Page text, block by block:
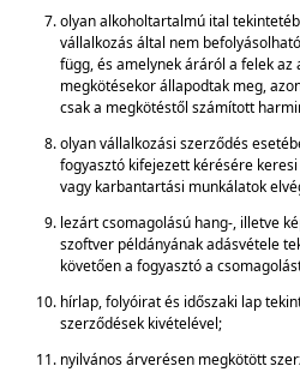
olyan alkoholtartalmú ital
vállalkozás által nem
függ, és amelynek áráról a felek az
megkötésekor állapodtak meg,
csak a megkötéstől számított
olyan vállalkozási szerződés
fogyasztó kifejezett kérésére
vagy karbantartási munkálatok
lezárt csomagolású hang-, illetve
szoftver példányának adásvétele
követően a fogyasztó a
hírlap, folyóirat és időszaki lap
szerződések kivételével;
nyilvános árverésen megkötött